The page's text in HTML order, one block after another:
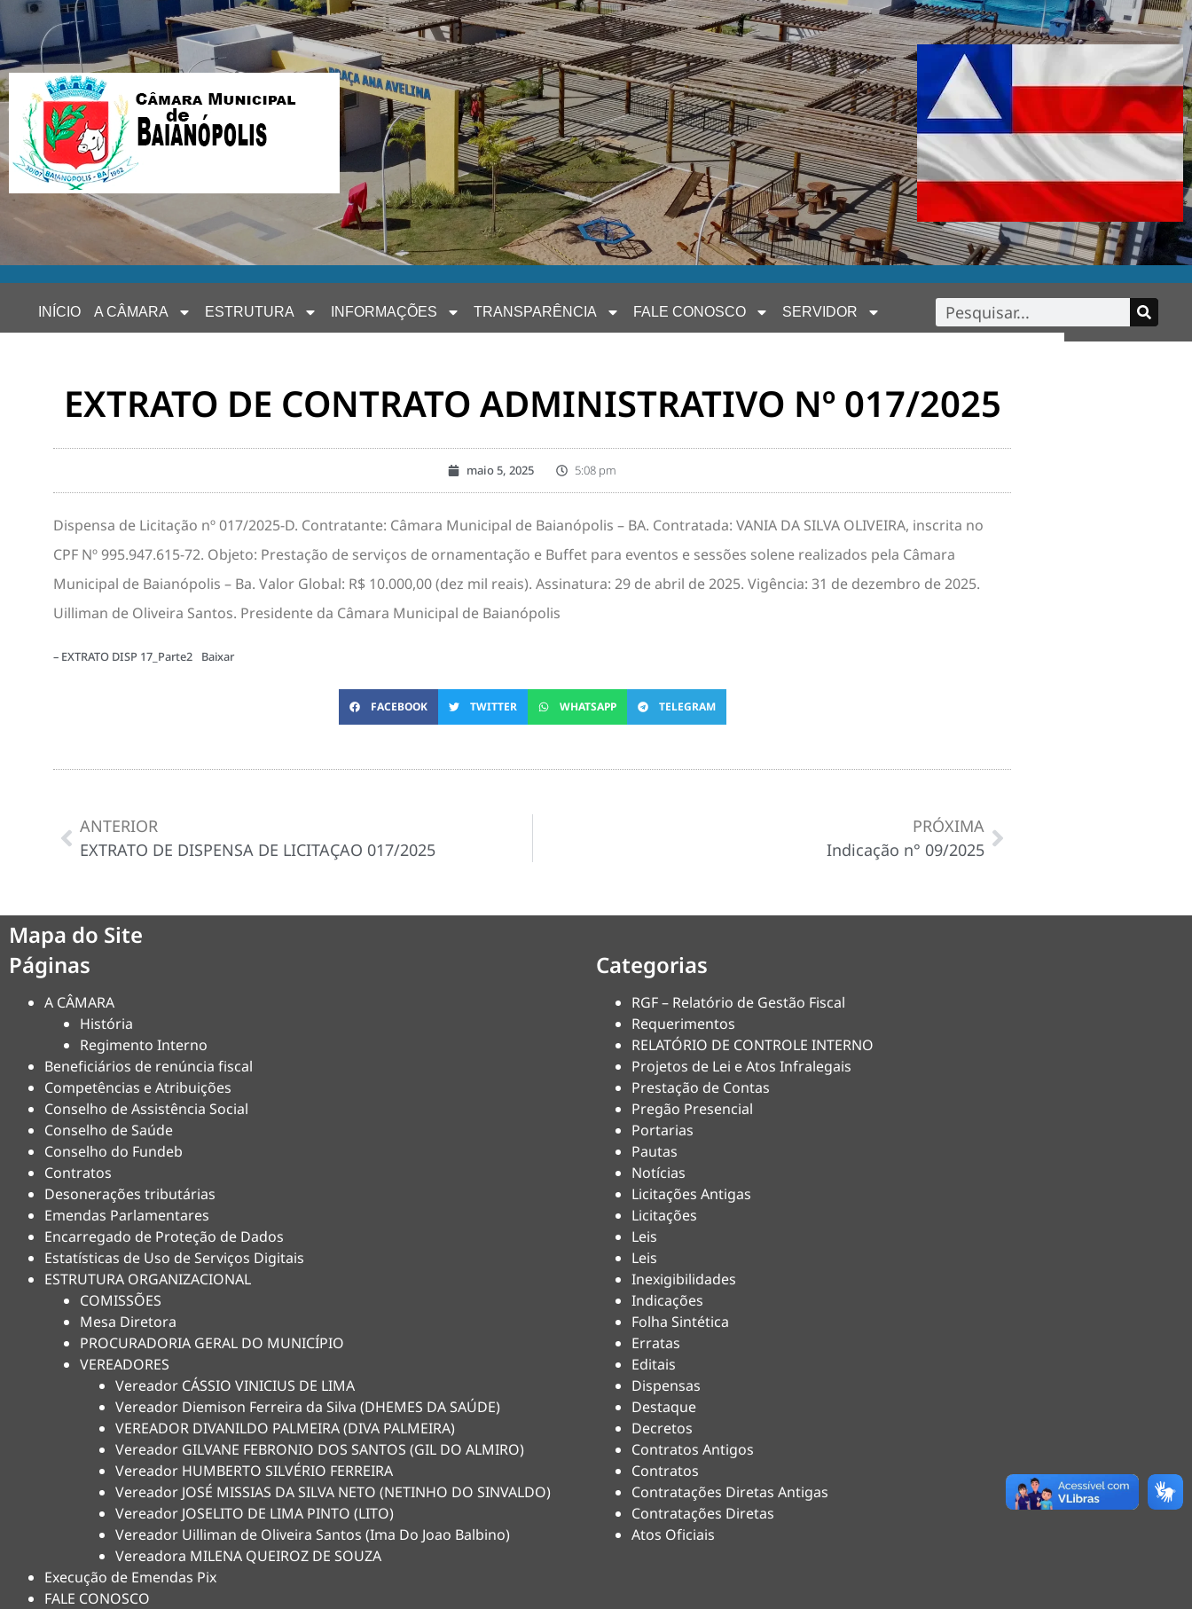
INÍCIO A CÂMARA ESTRUTURA INFORMAÇÕES TRANSPARÊNCIA FALE CONOSCO SERVIDOR
EXTRATO DE CONTRATO ADMINISTRATIVO Nº 017/2025
maio 5, 2025 5:08 pm
Dispensa de Licitação nº 017/2025-D. Contratante: Câmara Municipal de Baianópolis – BA. Contratada: VANIA DA SILVA OLIVEIRA, inscrita no
CPF Nº 995.947.615-72. Objeto: Prestação de serviços de ornamentação e Buffet para eventos e sessões solene realizados pela Câmara
Municipal de Baianópolis – Ba. Valor Global: R$ 10.000,00 (dez mil reais). Assinatura: 29 de abril de 2025. Vigência: 31 de dezembro de 2025.
Uilliman de Oliveira Santos. Presidente da Câmara Municipal de Baianópolis
– EXTRATO DISP 17_Parte2 Baixar
FACEBOOK TWITTER WHATSAPP TELEGRAM
ANTERIOR
EXTRATO DE DISPENSA DE LICITAÇAO 017/2025
PRÓXIMA
Indicação n° 09/2025
Mapa do Site
Páginas
A CÂMARA
História
Regimento Interno
Beneficiários de renúncia fiscal
Competências e Atribuições
Conselho de Assistência Social
Conselho de Saúde
Conselho do Fundeb
Contratos
Desonerações tributárias
Emendas Parlamentares
Encarregado de Proteção de Dados
Estatísticas de Uso de Serviços Digitais
ESTRUTURA ORGANIZACIONAL
COMISSÕES
Mesa Diretora
PROCURADORIA GERAL DO MUNICÍPIO
VEREADORES
Vereador CÁSSIO VINICIUS DE LIMA
Vereador Diemison Ferreira da Silva (DHEMES DA SAÚDE)
VEREADOR DIVANILDO PALMEIRA (DIVA PALMEIRA)
Vereador GILVANE FEBRONIO DOS SANTOS (GIL DO ALMIRO)
Vereador HUMBERTO SILVÉRIO FERREIRA
Vereador JOSÉ MISSIAS DA SILVA NETO (NETINHO DO SINVALDO)
Vereador JOSELITO DE LIMA PINTO (LITO)
Vereador Uilliman de Oliveira Santos (Ima Do Joao Balbino)
Vereadora MILENA QUEIROZ DE SOUZA
Execução de Emendas Pix
FALE CONOSCO
Categorias
RGF – Relatório de Gestão Fiscal
Requerimentos
RELATÓRIO DE CONTROLE INTERNO
Projetos de Lei e Atos Infralegais
Prestação de Contas
Pregão Presencial
Portarias
Pautas
Notícias
Licitações Antigas
Licitações
Leis
Leis
Inexigibilidades
Indicações
Folha Sintética
Erratas
Editais
Dispensas
Destaque
Decretos
Contratos Antigos
Contratos
Contratações Diretas Antigas
Contratações Diretas
Atos Oficiais